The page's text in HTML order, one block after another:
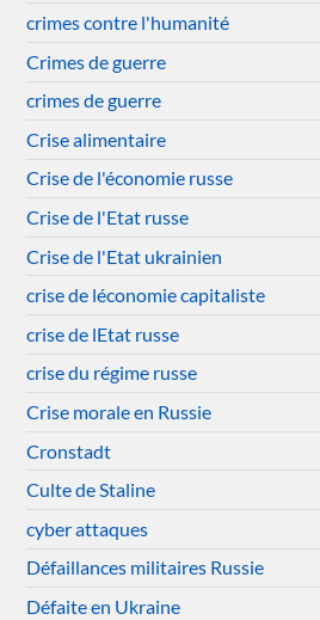
crimes contre l'humanité
Crimes de guerre
crimes de guerre
Crise alimentaire
Crise de l'économie russe
Crise de l'Etat russe
Crise de l'Etat ukrainien
crise de léconomie capitaliste
crise de lEtat russe
crise du régime russe
Crise morale en Russie
Cronstadt
Culte de Staline
cyber attaques
Défaillances militaires Russie
Défaite en Ukraine